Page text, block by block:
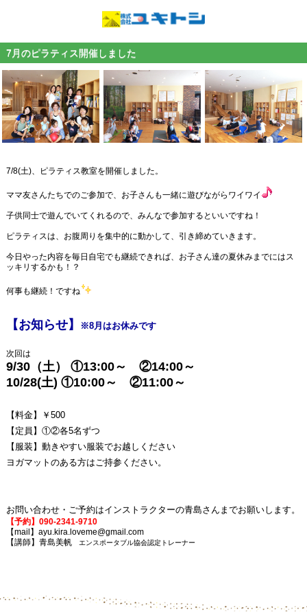
7月のピラティス開催しました
7/8(土)、ピラティス教室を開催しました。
ママ友さんたちでのご参加で、お子さんも一緒に遊びながらワイワイ
子供同士で遊んでいてくれるので、みんなで参加するといいですね！
ピラティスは、お腹周りを集中的に動かして、引き締めていきます。
今日やった内容を毎日自宅でも継続できれば、お子さん達の夏休みまでにはス
ッキリするかも！？
何事も継続！ですね
【お知らせ】 ※8月はお休みです
次回は
9/30（土） ①13:00～ ②14:00～
10/28(土) ①10:00～ ②11:00～
【料金】￥500
【定員】①②各5名ずつ
【服装】動きやすい服装でお越しください
ヨガマットのある方はご持参ください。
お問い合わせ・ご予約はインストラクターの青島さんまでお願いします。
【予約】090-2341-9710
【mail】 ayu.kira.loveme@gmail.com
【講師】青島美帆エンスポータブル協会認定トレーナー